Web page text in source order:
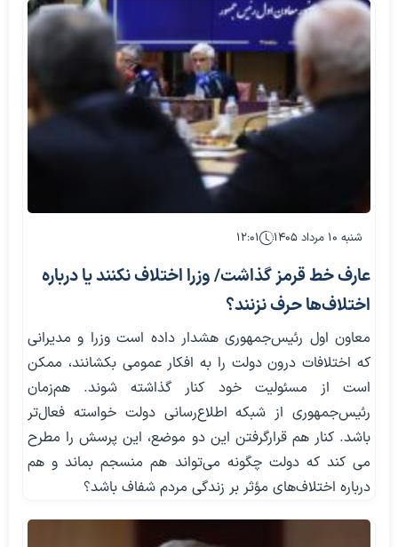
شنبه ۱۰ مرداد ۱۴۰۵ ۱۲:۰۱
عارف خط قرمز گذاشت/ وزرا اختلاف نکنند یا درباره
اختلاف‌ها حرف نزنند؟
معاون اول رئیس‌جمهوری هشدار داده است وزرا و مدیرانی
که اختلافات درون دولت را به افکار عمومی بکشانند، ممکن
است از مسئولیت خود کنار گذاشته شوند. هم‌زمان
رئیس‌جمهوری از شبکه اطلاع‌رسانی دولت خواسته فعال‌تر
باشد. کنار هم قرارگرفتن این دو موضع، این پرسش را مطرح
می کند که دولت چگونه می‌تواند هم منسجم بماند و هم
درباره اختلاف‌های مؤثر بر زندگی مردم شفاف باشد؟